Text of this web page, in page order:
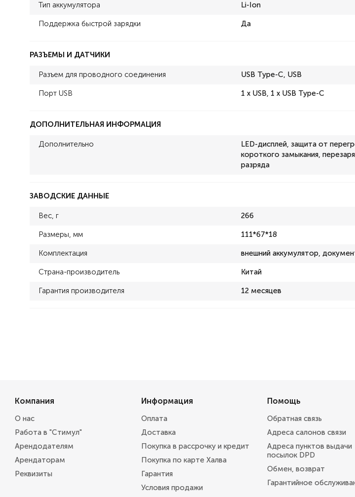
Тип аккумулятора Li-Ion
Поддержка быстрой зарядки Да
РАЗЪЕМЫ И ДАТЧИКИ
Разъем для проводного соединения USB Type-C, USB
Порт USB 1 x USB, 1 x USB Type-C
ДОПОЛНИТЕЛЬНАЯ ИНФОРМАЦИЯ
Дополнительно
LED-дисплей, защита от
короткого замыкания,
разряда
ЗАВОДСКИЕ ДАННЫЕ
Вес, г 266
Размеры, мм 111*67*18
Комплектация внешний аккумулятор,
Страна-производитель Китай
Гарантия производителя 12 месяцев
Компания
О нас
Работа в "Стимул"
Арендодателям
Арендаторам
Реквизиты
Информация
Оплата
Доставка
Покупка в рассрочку и кредит
Покупка по карте Халва
Гарантия
Условия продажи
Помощь
Обратная связь
Адреса салонов связи
Адреса пунктов выдачи
посылок DPD
Обмен, возврат
Гарантийное